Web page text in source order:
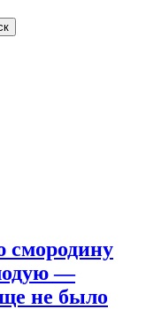
смородину
—
не было